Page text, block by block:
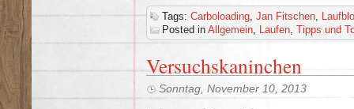
Tags: Carboloading, Jan Fitschen,
Posted in Allgemein, Laufen, Tipps und
Versuchskaninchen
Sonntag, November 10, 2013